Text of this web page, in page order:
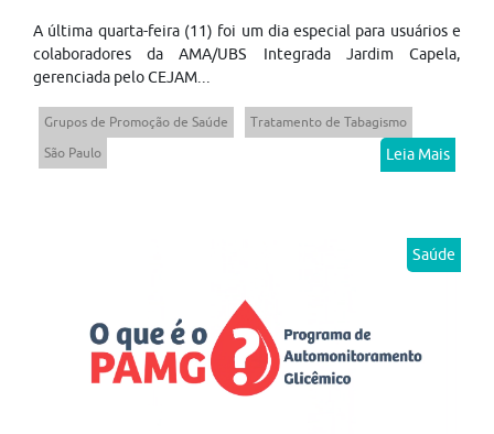
A última quarta-feira (11) foi um dia especial para usuários e
colaboradores da AMA/UBS Integrada Jardim Capela,
gerenciada pelo CEJAM...
Grupos de Promoção de Saúde
Tratamento de Tabagismo
São Paulo
Leia Mais
Saúde